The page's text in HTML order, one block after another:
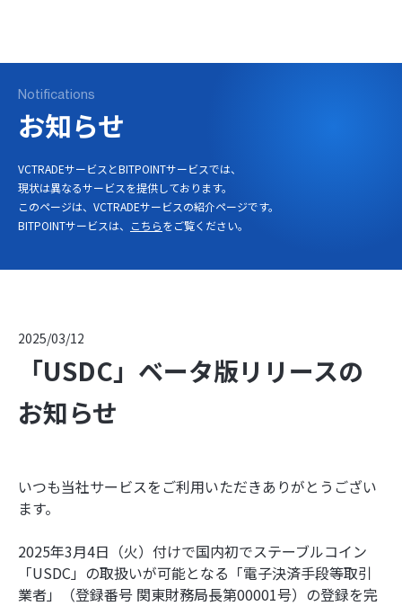
Notifications
お知らせ
VCTRADEサービスとBITPOINTサービスでは、
現状は異なるサービスを提供しております。
このページは、VCTRADEサービスの紹介ページです。
BITPOINTサービスは、
こちらをご覧ください。
2025/03/12
「USDC」ベータ版リリースの
お知らせ
いつも当社サービスをご利用いただきありがとうござい
ます。
2025年3月4日（火）付けで国内初でステーブルコイン
「USDC」の取扱いが可能となる「電子決済手段等取引
業者」（登録番号 関東財務局長第00001号）の登録を完